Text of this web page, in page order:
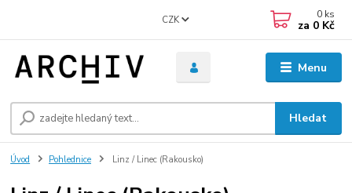
Menu
CZK
Hledat
0 ks
za 0 Kč
Úvod Pohlednice Linz / Linec (Rakousko)